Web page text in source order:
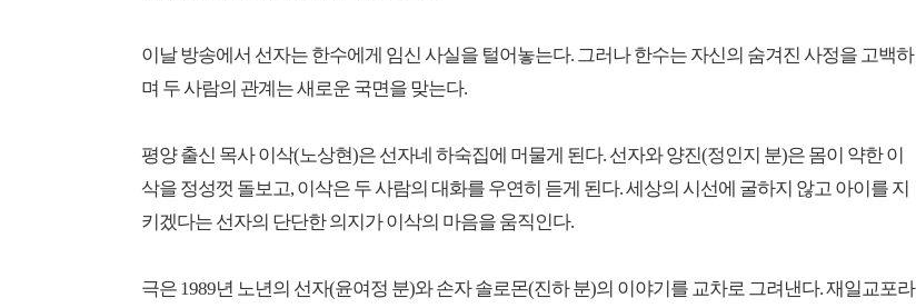
이날 방송에서 선자는 한수에게 임신 사실을 털어놓는다. 그러나 한수는 자신의 숨겨진 사정을 고백하
며 두 사람의 관계는 새로운 국면을 맞는다.
평양 출신 목사 이삭(노상현)은 선자네 하숙집에 머물게 된다. 선자와 양진(정인지 분)은 몸이 약한 이
삭을 정성껏 돌보고, 이삭은 두 사람의 대화를 우연히 듣게 된다. 세상의 시선에 굴하지 않고 아이를 지
키겠다는 선자의 단단한 의지가 이삭의 마음을 움직인다.
극은 1989년 노년의 선자(윤여정 분)와 손자 솔로몬(진하 분)의 이야기를 교차로 그려낸다. 재일교포라